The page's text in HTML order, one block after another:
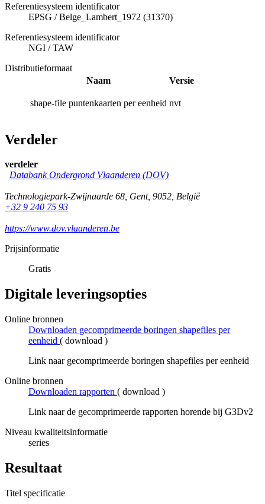
Referentiesysteem identificator
EPSG /Belge_Lambert_1972 (31370)
Referentiesysteem identificator
NGI /TAW
Distributieformaat
Naam
Versie
shape-file puntenkaarten per eenheid nvt
Verdeler
verdeler
Databank Ondergrond Vlaanderen (DOV)
Technologiepark-Zwijnaarde 68, Gent, 9052, België
+32 9 240 75 93
https://www.dov.vlaanderen.be
Prijsinformatie
Gratis
Digitale leveringsopties
Online bronnen
Downloaden gecomprimeerde boringen shapefiles per
eenheid ( download )
Link naar gecomprimeerde boringen shapefiles per eenheid
Online bronnen
Downloaden rapporten ( download )
Link naar de gecomprimeerde rapporten horende bij G3Dv2
Niveau kwaliteitsinformatie
series
Resultaat
Titel specificatie